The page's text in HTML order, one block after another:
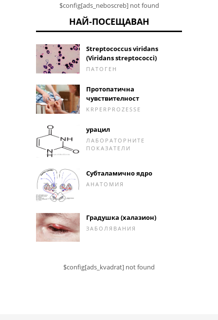
$config[ads_neboscreb] not found
НАЙ-ПОСЕЩАВАН
Streptococcus viridans
(Viridans streptococci)
ПАТОГЕН
Протопатична
чувствителност
KRPERPROZESSE
урацил
ЛАБОРАТОРНИТЕ
ПОКАЗАТЕЛИ
Субталамично ядро
АНАТОМИЯ
Градушка (халазион)
ЗАБОЛЯВАНИЯ
$config[ads_kvadrat] not found